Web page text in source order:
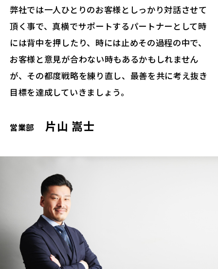
弊社では一人ひとりのお客様としっかり対話させて
頂く事で、真横でサポートするパートナーとして時
には背中を押したり、時には止めその過程の中で、
お客様と意見が合わない時もあるかもしれません
が、その都度戦略を練り直し、最善を共に考え抜き
目標を達成していきましょう。
営業部 片山 嵩士